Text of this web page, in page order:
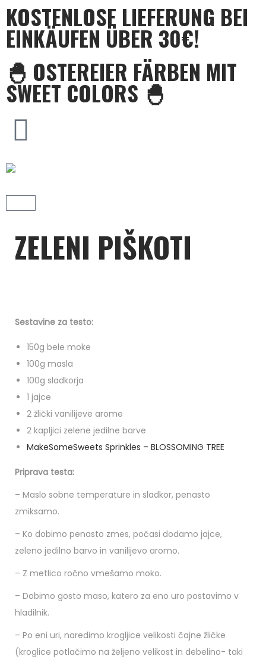
KOSTENLOSE LIEFERUNG BEI
EINKÄUFEN ÜBER 30€!
🐣 OSTEREIER FÄRBEN MIT
SWEET COLORS 🐣
ZELENI PIŠKOTI
Sestavine za testo:
150g bele moke
100g masla
100g sladkorja
1 jajce
2 žlički vanilijeve arome
2 kapljici zelene jedilne barve
MakeSomeSweets Sprinkles – BLOSSOMING TREE
Priprava testa:
– Maslo sobne temperature in sladkor, penasto
zmiksamo.
– Ko dobimo penasto zmes, počasi dodamo jajce,
zeleno jedilno barvo in vanilijevo aromo.
– Z metlico ročno vmešamo moko.
– Dobimo gosto maso, katero za eno uro postavimo v
hladilnik.
– Po eni uri, naredimo krogljice velikosti čajne žličke
(kroglice potlačimo na željeno velikost in debelino- taki